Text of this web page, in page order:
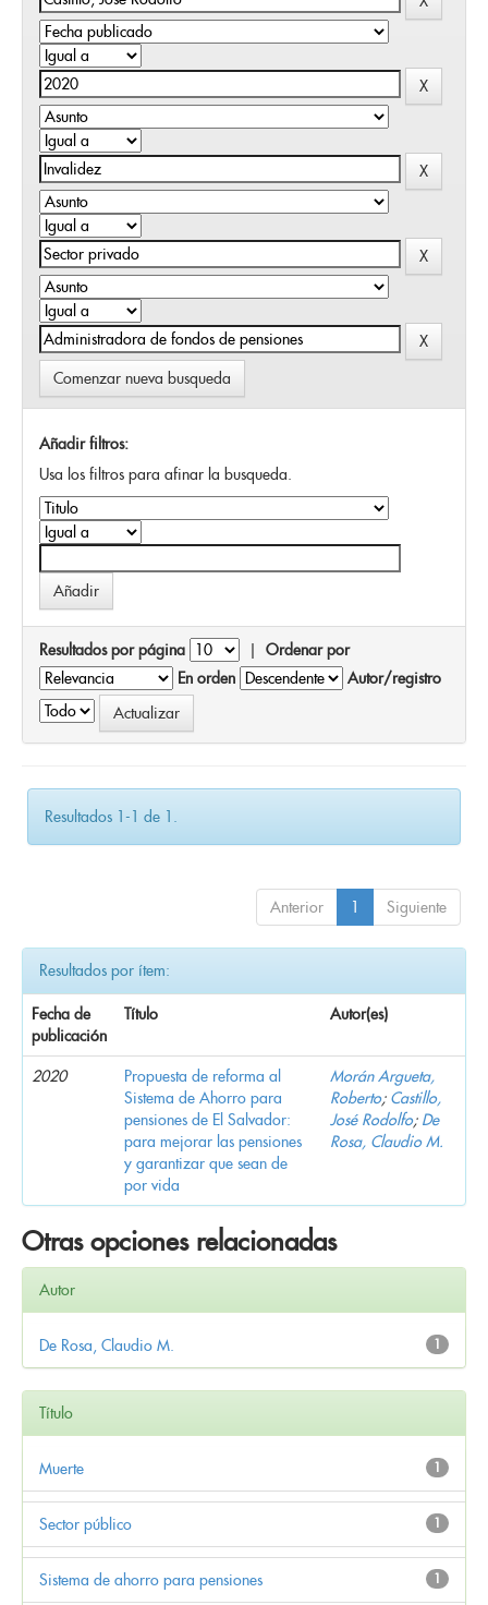
Comenzar nueva busqueda
Añadir filtros:
Usa los filtros para afinar la busqueda.
Resultados por página | Ordenar por
En orden
Autor/registro
Resultados 1-1 de 1.
Anterior 1 Siguiente
Resultados por ítem:
Fecha de
publicación
Título Autor(es)
2020
Propuesta de reforma al
Sistema de Ahorro para
pensiones de El Salvador:
para mejorar las pensiones
y garantizar que sean de
por vida
Morán Argueta,
Roberto; Castillo,
José Rodolfo; De
Rosa, Claudio M.
Otras opciones relacionadas
Autor
1
De Rosa, Claudio M.
Título
1
Muerte
1
Sector público
1
Sistema de ahorro para pensiones